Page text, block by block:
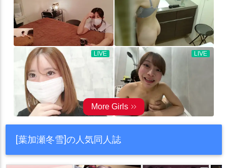
[葉加瀬冬雪]の人気同人誌